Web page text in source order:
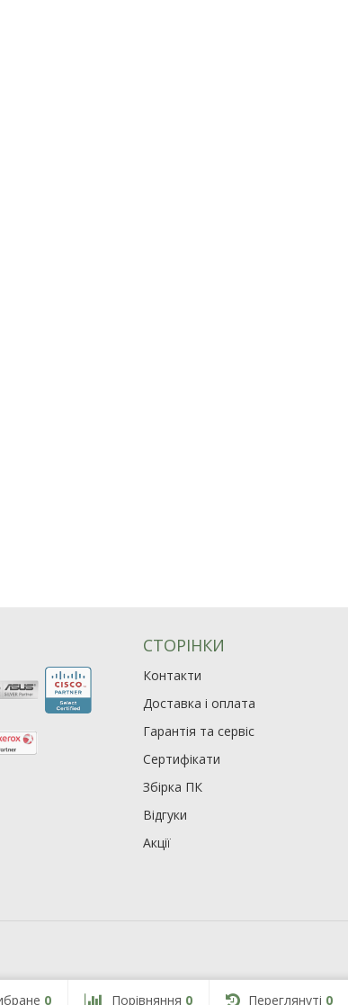
СТОРІНКИ
Контакти
Доставка і оплата
Гарантія та сервіс
Сертифікати
Збірка ПК
Відгуки
Акції
0 Порівняння 0 Переглянуті 0